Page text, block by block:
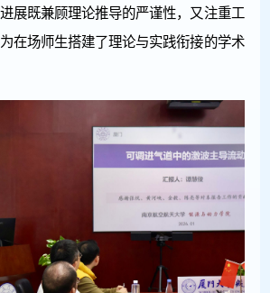
展既兼顾理论推导的严谨性，又注重工
在场师生搭建了理论与实践衔接的学术